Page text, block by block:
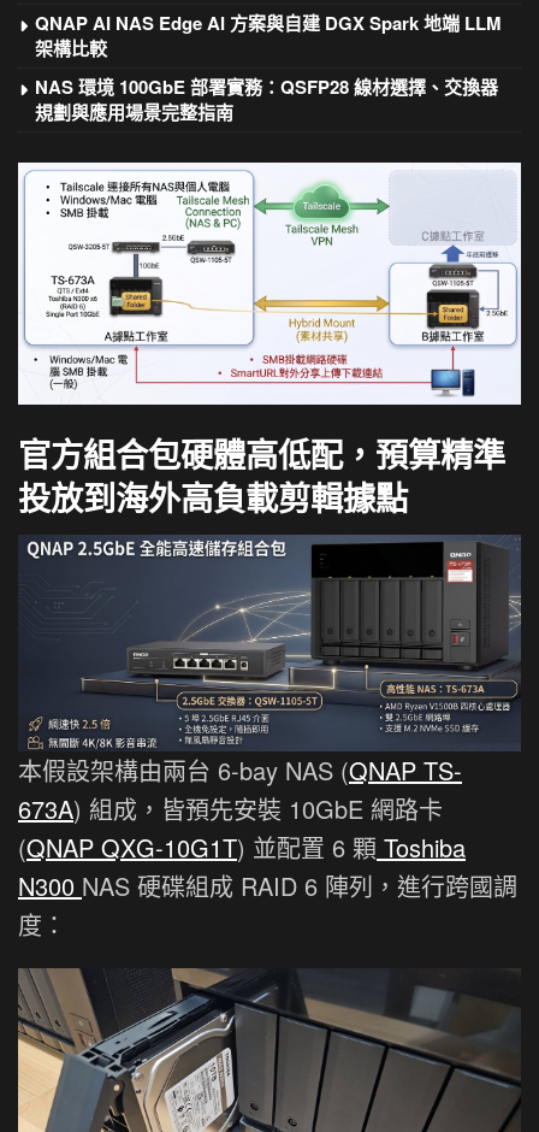
QNAP AI NAS Edge AI 方案與自建 DGX Spark 地端 LLM
架構比較
NAS 環境 100GbE 部署實務：QSFP28 線材選擇、交換器
規劃與應用場景完整指南
官方組合包硬體高低配，預算精準
投放到海外高負載剪輯據點
本假設架構由兩台 6-bay NAS (QNAP TS-
673A) 組成，皆預先安裝 10GbE 網路卡
(QNAP QXG-10G1T) 並配置 6 顆 Toshiba
N300 NAS 硬碟組成 RAID 6 陣列，進行跨國調
度：